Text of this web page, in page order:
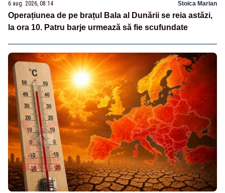
6 aug. 2026, 08:14 Stoica Marian
Operațiunea de pe brațul Bala al Dunării se reia astăzi,
la ora 10. Patru barje urmează să fie scufundate